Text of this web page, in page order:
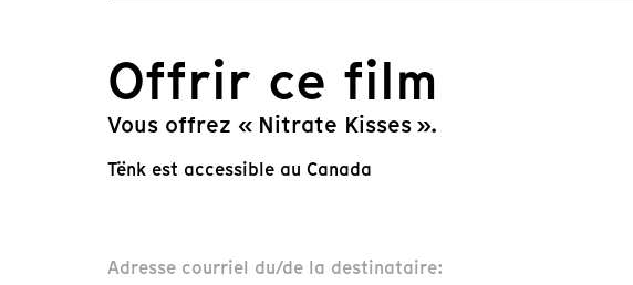
Offrir ce film
Vous offrez « Nitrate Kisses ».
Tënk est accessible au Canada
Adresse courriel du/de la destinataire: